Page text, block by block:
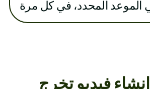
فيديو تخرج